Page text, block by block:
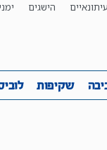
הישגים
שקיפות
סביבה